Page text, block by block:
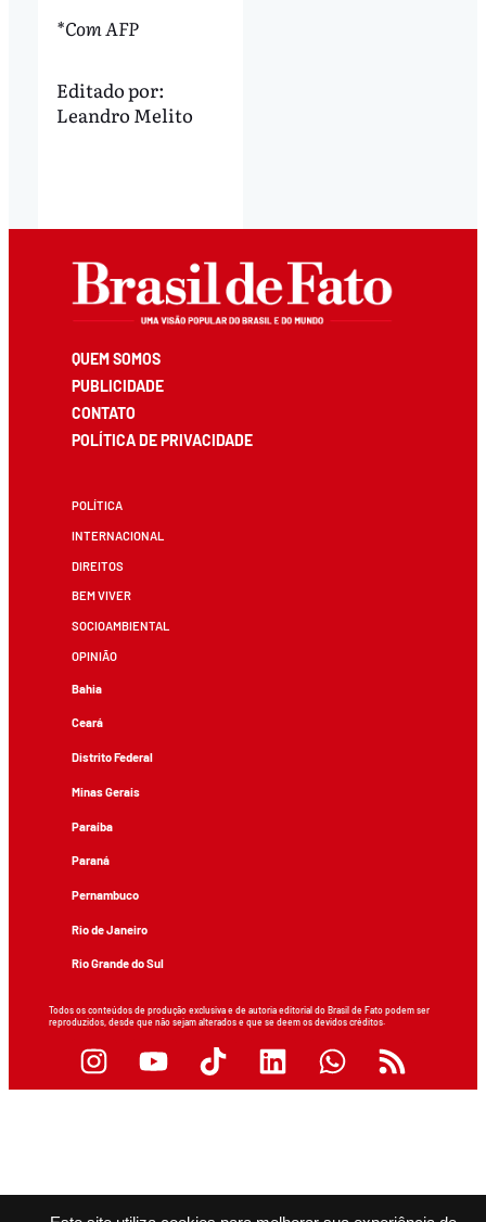
*Com AFP
Editado por:
Leandro Melito
QUEM SOMOS
PUBLICIDADE
CONTATO
POLÍTICA DE PRIVACIDADE
POLÍTICA
INTERNACIONAL
DIREITOS
BEM VIVER
SOCIOAMBIENTAL
OPINIÃO
Bahia
Ceará
Distrito Federal
Minas Gerais
Paraíba
Paraná
Pernambuco
Rio de Janeiro
Rio Grande do Sul
Todos os conteúdos de produção exclusiva e de autoria editorial do Brasil de Fato podem ser
reproduzidos, desde que não sejam alterados e que se deem os devidos créditos.